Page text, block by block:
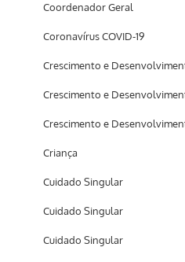
Coordenador Geral
Coronavírus COVID-19
Crescimento e
Crescimento e
Crescimento e
Criança
Cuidado Singular
Cuidado Singular
Cuidado Singular